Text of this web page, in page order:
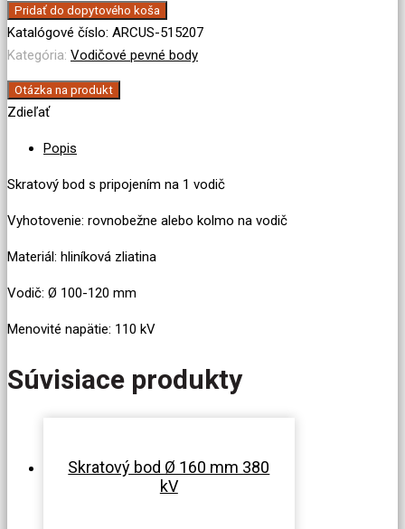
Skratový
bod
Ø
100-
120
mm
Pridať do dopytového koša
Katalógové číslo: ARCUS-515207
Kategória: Vodičové pevné body
Otázka na produkt
Zdieľať
Popis
Skratový bod s pripojením na 1 vodič
Vyhotovenie: rovnobežne alebo kolmo na vodič
Materiál: hliníková zliatina
Vodič: Ø 100-120 mm
Menovité napätie: 110 kV
Súvisiace produkty
Skratový bod Ø 160 mm 380
kV